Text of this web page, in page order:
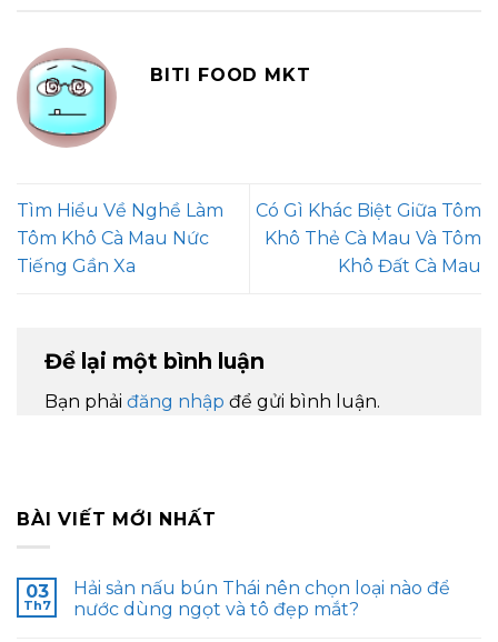
BITI FOOD MKT
Tìm Hiểu Về Nghề Làm
Tôm Khô Cà Mau Nức
Tiếng Gần Xa
Có Gì Khác Biệt Giữa Tôm
Khô Thẻ Cà Mau Và Tôm
Khô Đất Cà Mau
Để lại một bình luận
Bạn phải đăng nhập để gửi bình luận.
BÀI VIẾT MỚI NHẤT
03
Th7
Hải sản nấu bún Thái nên chọn loại nào để
nước dùng ngọt và tô đẹp mắt?